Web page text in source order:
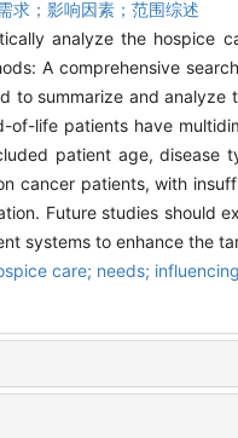
求；影响因素；范围综述
analyze the hospice
A comprehensive
to summarize and
life patients have
patient age, disease
cancer patients, with
Future studies should
systems to enhance the
care; needs;